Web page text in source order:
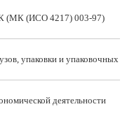
(МК (ИСО 4217) 003-97)
упаковки и упаковочных
деятельности